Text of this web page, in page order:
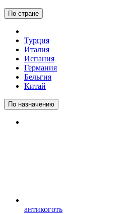
По стране
Турция
Италия
Испания
Германия
Бельгия
Китай
По назначению
антикоготь